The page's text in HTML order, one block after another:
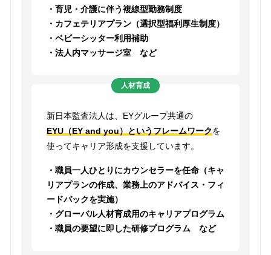
・育児・介護に伴う複線型勤務制度
・カフェテリアプラン（選択型福利厚生制度）
・ベビーシッター利用補助
・法人内マッサージ室 など
人材育成
新日本監査法人は、EYグループ共通の
EYU（EY and you）というフレームワークを
使ってキャリア形成を支援しています。
・職員一人ひとりにカウンセラーを任命（キャ
リアプランの作成、業務上のアドバイス・フィ
ードバックを実施）
・グローバル人材育成用のキャリアプログラム
・職員の要望に即した研修プログラム など